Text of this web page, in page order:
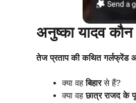
अनुष्का यादव
तेज प्रताप की कथित गर्लफ्रेंड
क्या वहबिहारसे हैं?
क्या वहछात्र राजद के